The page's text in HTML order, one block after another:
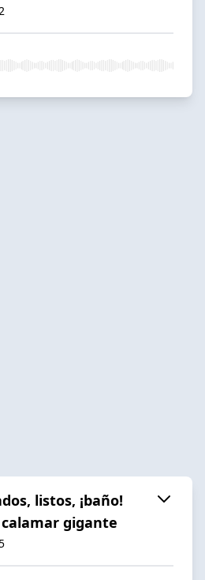
listos, ¡baño!
calamar gigante